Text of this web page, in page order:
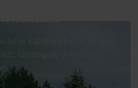
w każdej chwili. W tym
szczegóły w naszej